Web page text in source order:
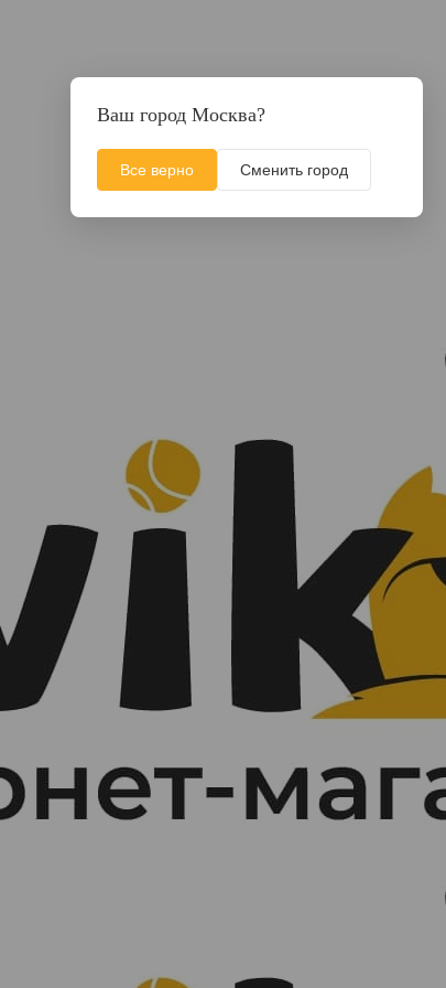
Ваш город Москва?
Все верно Сменить город